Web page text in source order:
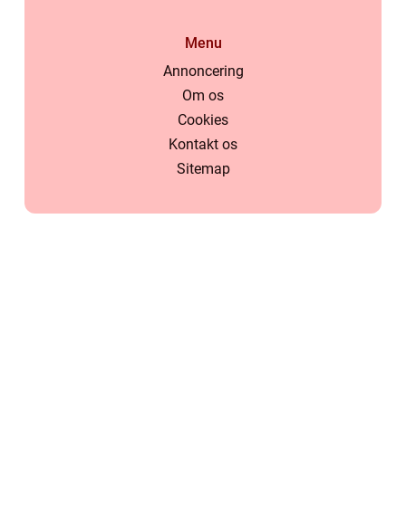
Menu
Annoncering
Om os
Cookies
Kontakt os
Sitemap